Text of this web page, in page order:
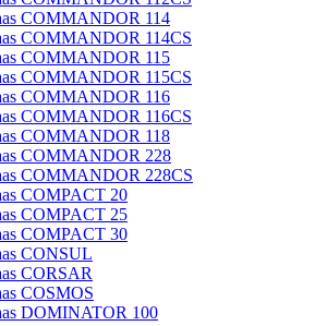
COMMANDOR 114
COMMANDOR 114CS
COMMANDOR 115
COMMANDOR 115CS
COMMANDOR 116
COMMANDOR 116CS
COMMANDOR 118
COMMANDOR 228
COMMANDOR 228CS
COMPACT 20
COMPACT 25
COMPACT 30
CONSUL
CORSAR
COSMOS
DOMINATOR 100